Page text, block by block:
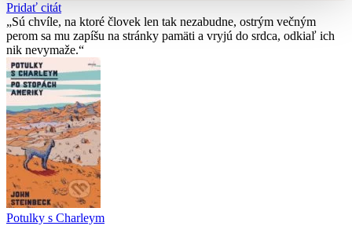
Pridať citát
Sú chvíle, na ktoré človek len tak nezabudne, ostrým večným
perom sa mu zapíšu na stránky pamäti a vryjú do srdca, odkiaľ ich
nik nevymaže.
Potulky s Charleym